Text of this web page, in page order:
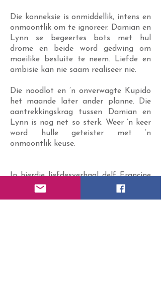
Die konneksie is onmiddellik, intens en
onmoontlik om te ignoreer. Damian en
Lynn se begeertes bots met hul
drome en beide word gedwing om
moeilike besluite te neem. Liefde en
ambisie kan nie saam realiseer nie.
Die noodlot en ’n onverwagte Kupido
het maande later ander planne. Die
aantrekkingskrag tussen Damian en
Lynn is nog net so sterk. Weer ’n keer
word hulle geteister met ‘n
onmoontlik keuse.
In hierdie liefdesverhaal delf Francine
Beaton in twee siele wat saamgebring